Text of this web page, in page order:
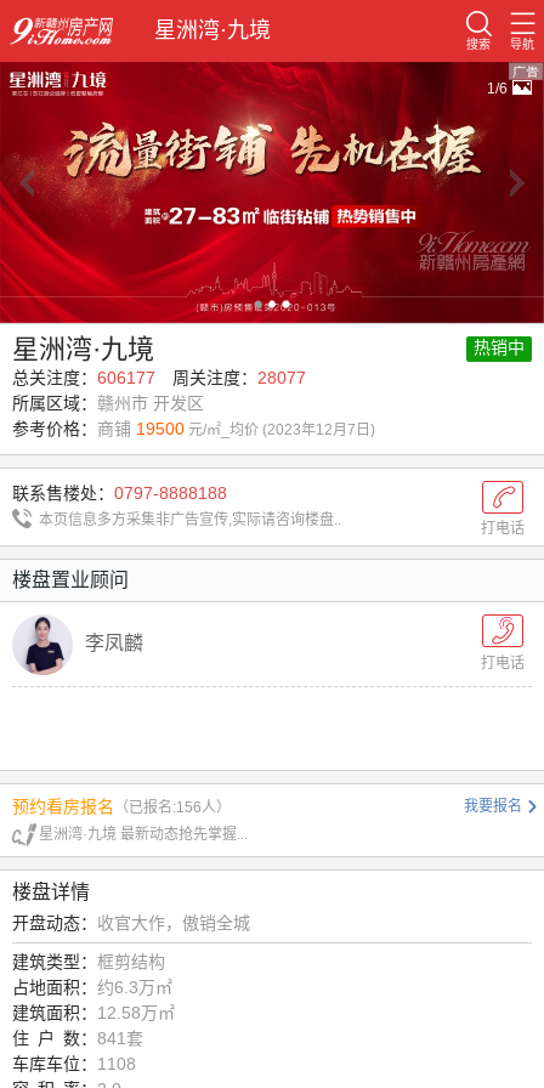
星洲湾·九境
搜索 导航
1/6
星洲湾·九境 热销中
总关注度： 606177 周关注度： 28077
所属区域： 赣州市 开发区
参考价格： 商铺 19500 元/㎡_均价 (2023年12月7日)
打电话
联系售楼处： 0797-8888188
本页信息多方采集非广告宣传,实际请咨询楼盘..
楼盘置业顾问
李凤麟
打电话
我要报名
预约看房报名
（已报名:156人）
星洲湾·九境 最新动态抢先掌握...
楼盘详情
开盘动态： 收官大作，傲销全城
建筑类型： 框剪结构
占地面积： 约6.3万㎡
建筑面积： 12.58万㎡
住 户 数： 841套
车库车位： 1108